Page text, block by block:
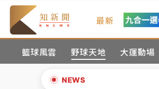
最新
籃球風雲 野球天地 大運動場
NEWS
白海豚逼近！新北高灘地停
中颱白海豚環流掠北海！今